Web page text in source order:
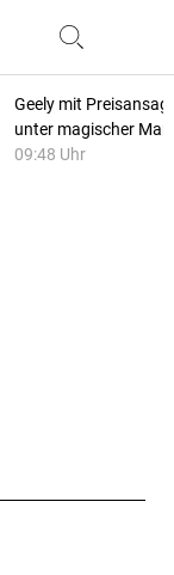
Geely mit
unter magischer
09:48 Uhr